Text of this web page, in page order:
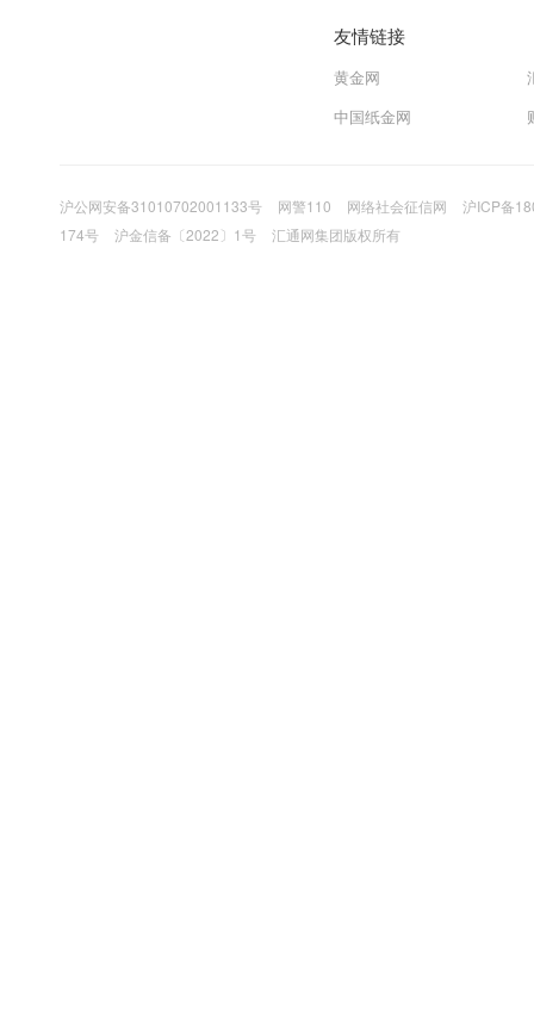
友情链接
黄金网
中国纸金网
沪公网安备31010702001133号 网警110 网络社会征信网
沪ICP备
174号
沪金信备〔2022〕1号 汇通网集团版权所有